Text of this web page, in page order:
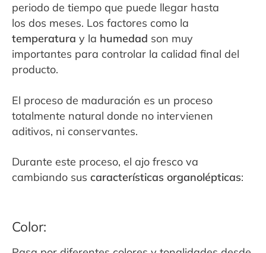
periodo de tiempo que puede llegar hasta
los dos meses. Los factores como la
temperatura y la humedad son muy
importantes para controlar la calidad final del
producto.
El proceso de maduración es un proceso
totalmente natural donde no intervienen
aditivos, ni conservantes.
Durante este proceso, el ajo fresco va
cambiando sus características organolépticas:
Color: